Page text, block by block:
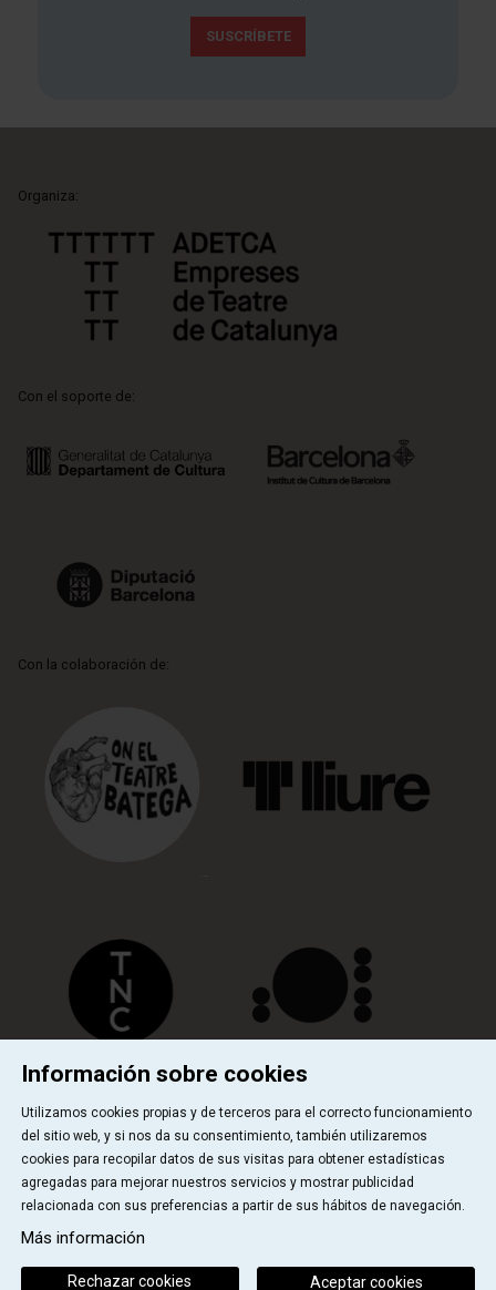
SUSCRÍBETE
Organiza:
Con el soporte de:
Con la colaboración de:
Quiénes somos | Contactar | Sitemap |
Uso de Cookies | Aviso Legal
Link a instagram
Link a youtube
Link a facebook
Link a ticktok
Información sobre cookies
Utilizamos cookies propias y de terceros para el correcto funcionamiento
del sitio web, y si nos da su consentimiento, también utilizaremos
cookies para recopilar datos de sus visitas para obtener estadísticas
agregadas para mejorar nuestros servicios y mostrar publicidad
relacionada con sus preferencias a partir de sus hábitos de navegación.
Más información
Aceptar cookies
Rechazar cookies